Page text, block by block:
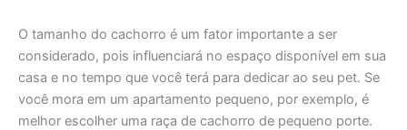
O tamanho do cachorro é um fator importante a ser
considerado, pois influenciará no espaço disponível em sua
casa e no tempo que você terá para dedicar ao seu pet. Se
você mora em um apartamento pequeno, por exemplo, é
melhor escolher uma raça de cachorro de pequeno porte.